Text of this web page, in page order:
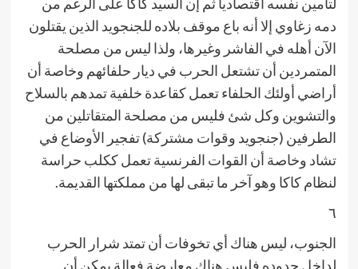
دمه زغاوي إلا أنه باع موقف بلاده للجنجويد الذين يقتلون
الآن أهله في الفاشر وغيرها، ولذا ليس من مصلحة
المتمردين أن تشتعل الحرب في ديار حلفائهم وخاصة أن
أراضي أولئك الحلفاء تعمل كقاعدة خلفية تمدهم بالسلاح
والتشوين وكل شئ فليس من مصلحة المتقاتلين من
الطرفين (جنجويد وقوات مشتركة) تفجير الأوضاع في
تشاد وخاصة أن القوات الفرنسية تعمل ككلب حراسة
لنظام كاكا وهو آخر ما تبقى لها من مملكتها القديمة.
٦
الجنوب، ليس هناك أي تخوفات أن تمتد شرار الحرب
لداخل حدوده فليس هناك معارضة فعالة يمكن أن